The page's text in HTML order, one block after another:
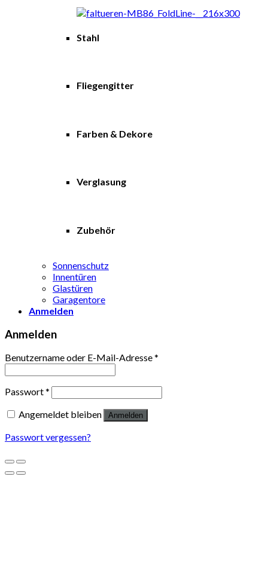
Stahl
Fliegengitter
Farben & Dekore
Verglasung
Zubehör
Sonnenschutz
Innentüren
Glastüren
Garagentore
Anmelden
Anmelden
Benutzername oder E-Mail-Adresse*
Passwort*
Angemeldet bleiben
Anmelden
Passwort vergessen?